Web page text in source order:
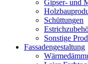
Gipser- und
Schüttungen
Sonstige
Fassadengestaltung